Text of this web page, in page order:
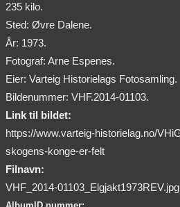
235 kilo.
Sted: Øvre Dalene.
År: 1973.
Fotograf: Arne Espenes.
Eier: Varteig Historielags Fotosamling.
Bildenummer: VHF.2014-01103.
Link til bildet:
https://www.varteig-historielag.no/
skogens-konge-er-felt
Filnavn:
VHF_2014-01103_Elgjakt1973REV.jpg